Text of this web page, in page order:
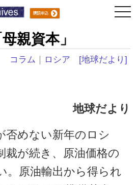
親資本」
コラム ｜ ロシア [地球だより]
地球だより
めない新年のロシ
裁が続き、原油価格の
。原油輸出から得られ